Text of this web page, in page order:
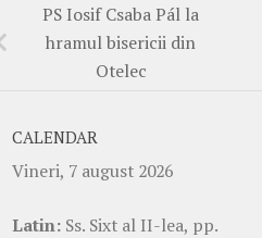
PS Iosif Csaba Pál la
hramul bisericii din
Otelec
CALENDAR
Vineri, 7 august 2026
Latin: Ss. Sixt al II-lea, pp.